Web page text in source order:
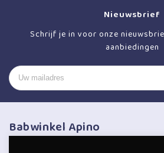
Nieuwsbrief
Schrijf je in voor onze
aanbiedingen
Babwinkel Apino